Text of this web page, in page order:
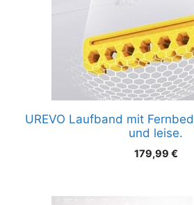
UREVO Laufband mit
und leise.
179,99 €